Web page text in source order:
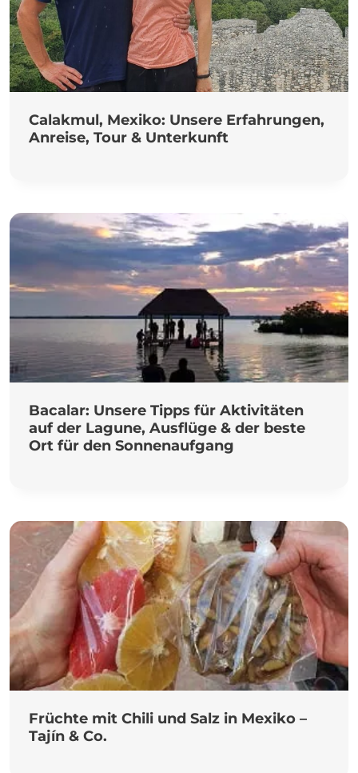
Calakmul, Mexiko: Unsere Erfahrungen,
Anreise, Tour & Unterkunft
Bacalar: Unsere Tipps für Aktivitäten
auf der Lagune, Ausflüge & der beste
Ort für den Sonnenaufgang
Früchte mit Chili und Salz in Mexiko –
Tajín & Co.